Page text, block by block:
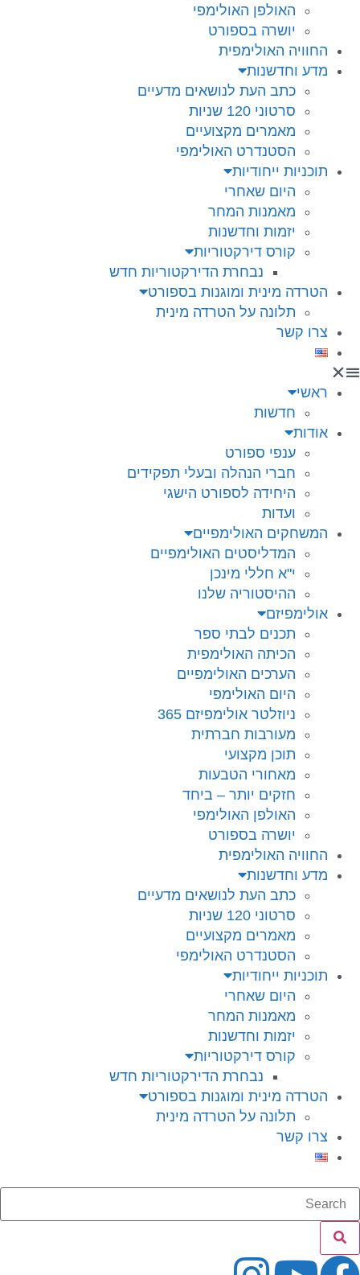
האולפן האולימפי
יושרה בספורט
החוויה האולימפית
מדע וחדשנות
כתב העת לנושאים מדעיים
סרטוני 120 שניות
מאמרים מקצועיים
הסטנדרט האולימפי
תוכניות ייחודיות
היום שאחרי
מאמנות המחר
יזמות וחדשנות
קורס דירקטוריות
נבחרת הדירקטוריות חדש
הטרדה מינית ומוגנות בספורט
תלונה על הטרדה מינית
צרו קשר
ראשי
חדשות
אודות
ענפי ספורט
חברי הנהלה ובעלי תפקידים
היחידה לספורט הישגי
ועדות
המשחקים האולימפיים
המדליסטים האולימפיים
י"א חללי מינכן
ההיסטוריה שלנו
אולימפיזם
תכנים לבתי ספר
הכיתה האולימפית
הערכים האולימפיים
היום האולימפי
ניוזלטר אולימפיזם 365
מעורבות חברתית
תוכן מקצועי
מאחורי הטבעות
חזקים יותר – ביחד
האולפן האולימפי
יושרה בספורט
החוויה האולימפית
מדע וחדשנות
כתב העת לנושאים מדעיים
סרטוני 120 שניות
מאמרים מקצועיים
הסטנדרט האולימפי
תוכניות ייחודיות
היום שאחרי
מאמנות המחר
יזמות וחדשנות
קורס דירקטוריות
נבחרת הדירקטוריות חדש
הטרדה מינית ומוגנות בספורט
תלונה על הטרדה מינית
צרו קשר